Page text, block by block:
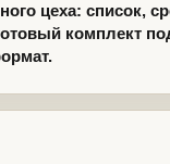
цеха: список,
комплект